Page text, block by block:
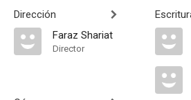
Dirección
Faraz Shariat
Director